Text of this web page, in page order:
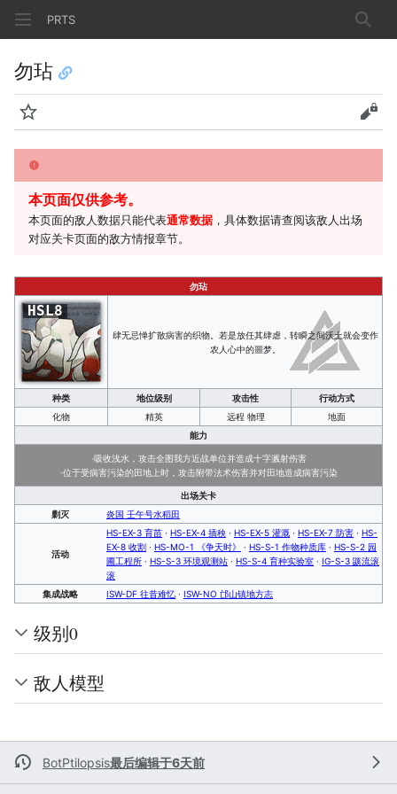
PRTS 搜索
勿玷
监视 查看
本页面仅供参考。
本页面的敌人数据只能代表通常数据 ，具体数据请查阅该敌人出场
对应关卡页面的敌方情报章节。
勿玷
HSL8
肆无忌惮扩散病害的织物。若是放任其肆虐，转瞬之间沃土就会变作
农人心中的噩梦。
种类 地位级别 攻击性
行动方式
化物
精英 远程 物理
地面
能力
·吸收浅水，攻击全图我方近战单位并造成十字溅射伤害
·位于受病害污染的田地上时，攻击附带法术伤害并对田地造成病害污染
出场关卡
剿灭
炎国 壬午号水稻田
活动
HS-EX-3 育苗 · HS-EX-4 插秧 · HS-EX-5 灌溉 · HS-EX-7 防害 · HS-
EX-8 收割 · HS-MO-1 《争天时》 · HS-S-1 作物种质库 · HS-S-2 园
圃工程所 · HS-S-3 环境观测站 · HS-S-4 育种实验室 · IG-S-3 鼷流滚
滚
集成战略
ISW-DF 往昔难忆 · ISW-NO 邙山镇地方志
级别0
敌人模型
BotPtilopsis最后编辑于6天前